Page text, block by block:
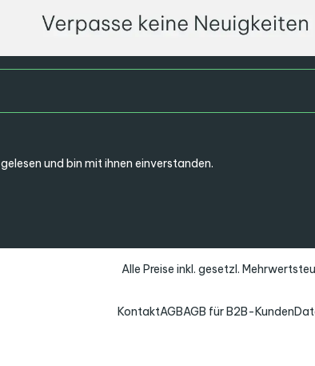
gelesen und bin mit ihnen einverstanden.
Alle Preise inkl. gesetzl.
KontaktAGBAGB für B2B-Kunden